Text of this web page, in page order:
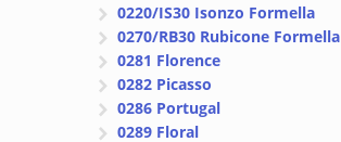
0220/IS30 Isonzo Formella
0270/RB30 Rubicone Formella
0281 Florence
0282 Picasso
0286 Portugal
0289 Floral